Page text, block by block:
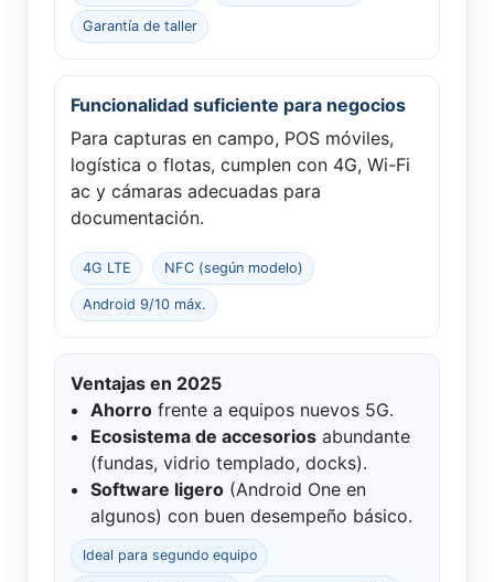
Garantía de taller
Funcionalidad suficiente para negocios
Para capturas en campo, POS móviles,
logística o flotas, cumplen con 4G, Wi-Fi
ac y cámaras adecuadas para
documentación.
4G LTE NFC (según modelo)
Android 9/10 máx.
Ventajas en 2025
Ahorro frente a equipos nuevos 5G.
Ecosistema de accesorios abundante
(fundas, vidrio templado, docks).
Software ligero (Android One en
algunos) con buen desempeño básico.
Ideal para segundo equipo